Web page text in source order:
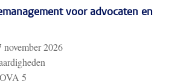
voor advocaten en
november 2026
5